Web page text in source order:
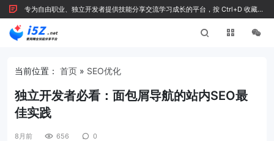
专为自由职业、独立开发者提供技能分享交流学习成长的平台，按 Ctrl+D 收藏我
们
当前位置： 首页 » SEO优化
独立开发者必看：面包屑导航的站内SEO最
佳实践
8月前 656 0